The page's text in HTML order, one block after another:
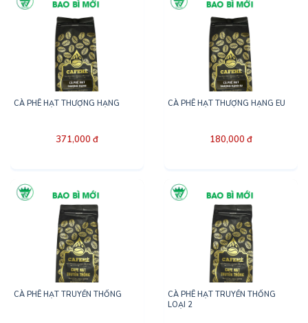
CÀ PHÊ HẠT THƯỢNG HẠNG
371,000 đ
CÀ PHÊ HẠT THƯỢNG HẠNG EU
180,000 đ
CÀ PHÊ HẠT TRUYỀN THỐNG
CÀ PHÊ HẠT TRUYỀN THỐNG
LOẠI 2